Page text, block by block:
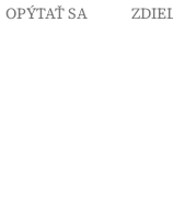
OPÝTAŤ SA